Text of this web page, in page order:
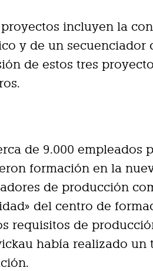
incluyen la
y de un secuenciador
de estos tres
de 9.000 empleados
formación en la
de producción
del centro de
requisitos de
había realizado un